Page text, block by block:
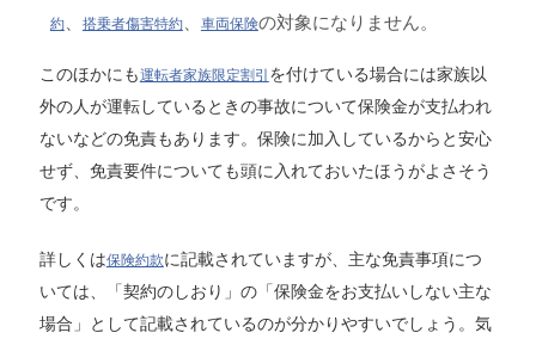
約、 搭乗者傷害特約、 車両保険の対象になりません。
このほかにも運転者家族限定割引 を付けている場合には家族以
外の人が運転しているときの事故について保険金が支払われ
ないなどの免責もあります。保険に加入しているからと安心
せず、免責要件についても頭に入れておいたほうがよさそう
です。
詳しくは保険約款に記載されていますが、主な免責事項につ
いては、「契約のしおり」の「保険金をお支払いしない主な
場合」として記載されているのが分かりやすいでしょう。気